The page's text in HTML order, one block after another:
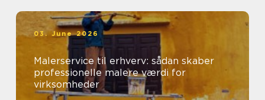
03. June 2026
Malerservice til erhverv: sådan skaber
professionelle malere værdi for
virksomheder